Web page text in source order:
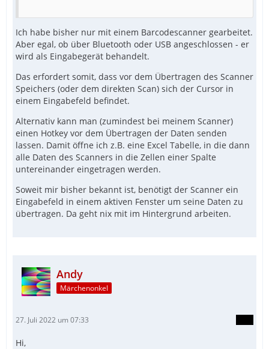
Ich habe bisher nur mit einem Barcodescanner gearbeitet.
Aber egal, ob über Bluetooth oder USB angeschlossen - er
wird als Eingabegerät behandelt.
Das erfordert somit, dass vor dem Übertragen des Scanner
Speichers (oder dem direkten Scan) sich der Cursor in
einem Eingabefeld befindet.
Alternativ kann man (zumindest bei meinem Scanner)
einen Hotkey vor dem Übertragen der Daten senden
lassen. Damit öffne ich z.B. eine Excel Tabelle, in die dann
alle Daten des Scanners in die Zellen einer Spalte
untereinander eingetragen werden.
Soweit mir bisher bekannt ist, benötigt der Scanner ein
Eingabefeld in einem aktiven Fenster um seine Daten zu
übertragen. Da geht nix mit im Hintergrund arbeiten.
Andy
Märchenonkel
27. Juli 2022 um 07:33
Hi,